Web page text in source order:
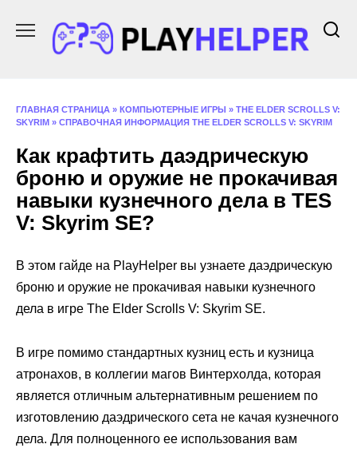
содержанию
ГЛАВНАЯ СТРАНИЦА » КОМПЬЮТЕРНЫЕ ИГРЫ » THE ELDER SCROLLS V:
SKYRIM » СПРАВОЧНАЯ ИНФОРМАЦИЯ THE ELDER SCROLLS V: SKYRIM
Как крафтить даэдрическую
броню и оружие не прокачивая
навыки кузнечного дела в TES
V: Skyrim SE?
В этом гайде на PlayHelper вы узнаете даэдрическую
броню и оружие не прокачивая навыки кузнечного
дела в игре The Elder Scrolls V: Skyrim SE.
В игре помимо стандартных кузниц есть и кузница
атронахов, в коллегии магов Винтерхолда, которая
является отличным альтернативным решением по
изготовлению даэдрического сета не качая кузнечного
дела. Для полноценного ее использования вам